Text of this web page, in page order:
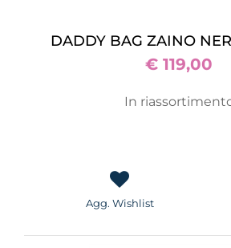
DADDY BAG ZAINO
€ 119,00
In
Agg. Wishlist